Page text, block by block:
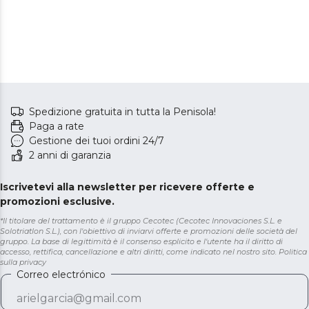
Spedizione gratuita in tutta la Penisola!
Paga a rate
Gestione dei tuoi ordini 24/7
2 anni di garanzia
Iscrivetevi alla newsletter per ricevere offerte e
promozioni esclusive.
*Il titolare del trattamento è il gruppo Cecotec (Cecotec Innovaciones S.L. e
Solotriatlon S.L.), con l'obiettivo di inviarvi offerte e promozioni delle società del
gruppo. La base di legittimità è il consenso esplicito e l'utente ha il diritto di
accesso, rettifica, cancellazione e altri diritti, come indicato nel nostro sito. Politica
sulla privacy
Correo electrónico